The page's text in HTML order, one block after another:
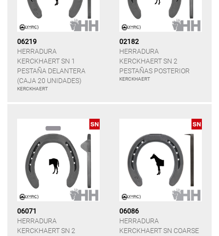
06219
HERRADURA
KERCKHAERT SN 1
PESTAÑA DELANTERA
(CAJA 20 UNIDADES)
KERCKHAERT
02182
HERRADURA
KERCKHAERT SN 2
PESTAÑAS POSTERIOR
KERCKHAERT
06071
HERRADURA
KERCKHAERT SN 2
06086
HERRADURA
KERCKHAERT SN COARSE